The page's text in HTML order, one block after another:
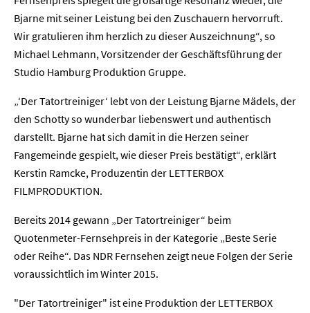
Bjarne mit seiner Leistung bei den Zuschauern hervorruft.
Wir gratulieren ihm herzlich zu dieser Auszeichnung“, so
Michael Lehmann, Vorsitzender der Geschäftsführung der
Studio Hamburg Produktion Gruppe.
„‘Der Tatortreiniger‘ lebt von der Leistung Bjarne Mädels, der
den Schotty so wunderbar liebenswert und authentisch
darstellt. Bjarne hat sich damit in die Herzen seiner
Fangemeinde gespielt, wie dieser Preis bestätigt“, erklärt
Kerstin Ramcke, Produzentin der LETTERBOX
FILMPRODUKTION.
Bereits 2014 gewann „Der Tatortreiniger“ beim
Quotenmeter-Fernsehpreis in der Kategorie „Beste Serie
oder Reihe“. Das NDR Fernsehen zeigt neue Folgen der Serie
voraussichtlich im Winter 2015.
"Der Tatortreiniger" ist eine Produktion der LETTERBOX